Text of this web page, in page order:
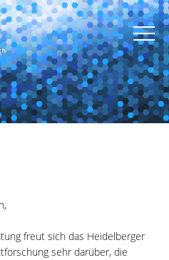
freut sich das Heidelberger
sehr darüber, die